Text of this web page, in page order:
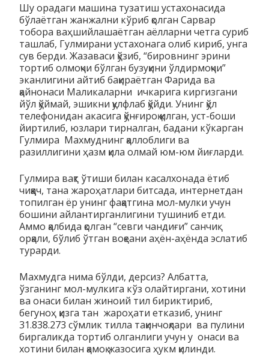
Шу орадаги машина тузатиш устахонасида
бўлаётган жанжални кўриб қолган Сарвар
тобора ваҳшийлашаётган аёлларни четга суриб
ташлаб, Гулмирани устахонага олиб кириб, унга
сув берди. Жазаваси қўзиб, “бировнинг эрини
тортиб олмоқчи бўлган бузуқини ўлдирмоқчи”
эканлигини айтиб бақираётган Фарида ва
қайнонаси Маликаларни ичкарига киргизгани
йўл қўймай, эшикни қулфлаб қўйди. Унинг қўл
телефонидан акасига қўнғироқ қилган, уст-боши
йиртилиб, юзлари тирналган, бадани кўкарган
Гулмира Махмуднинг қаллоблиги ва
разиллигини ҳазм қила олмай юм-юм йиғларди.
Гулмира вақт ўтиши билан касалхонада ётиб
чиққач, тана жароҳатлари битсада, интернетдан
топилган ёр унинг фақатгина мол-мулки учун
бошини айлантирганлигини тушиниб етди.
Аммо қалбида қолган “севги чандиғи” санчиқ
орқали, бўлиб ўтган воқеани аҳён-аҳёнда эслатиб
турарди.
Махмудга нима бўлди, дерсиз? Албатта,
ўзганинг мол-мулкига кўз олайтиргани, хотини
ва онаси билан жиноий тил бириктириб,
бегуноҳ қизга тан жароҳати етказиб, унинг
31.838.273 сўмлик тилла тақинчоқлари ва пулини
биргаликда тортиб олганлиги учун у онаси ва
хотини билан қамоқ жазосига ҳукм қилинди.